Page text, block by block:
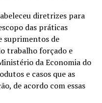
diretrizes para
das práticas
suprimentos de
trabalho forçado e
da Economia do
e casos que as
de acordo com essas